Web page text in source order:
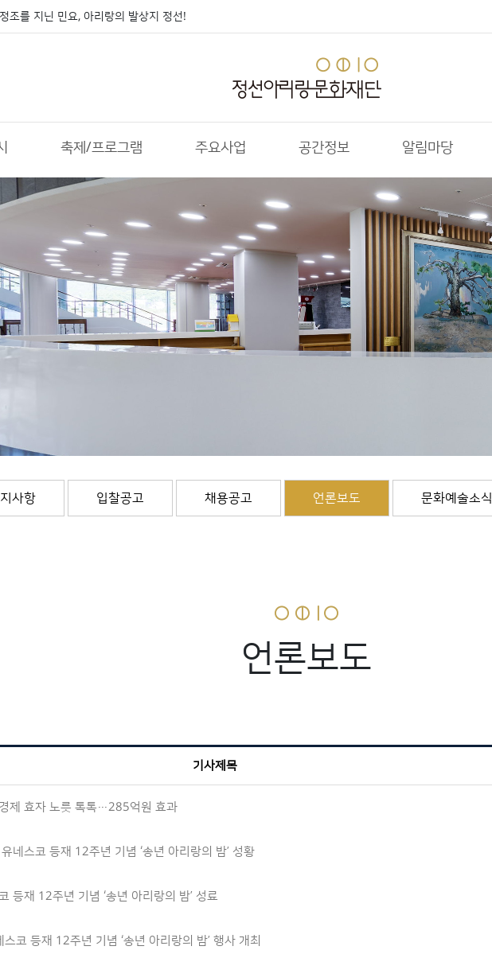
조를 지닌 민요, 아리랑의 발상지 정선!
축제/프로그램 주요사업 공간정보 알림마당
사항 입찰공고 채용공고 언론보도 문화예술소식
언론보도
기사제목
제 효자 노릇 톡톡…285억원 효과
네스코 등재 12주년 기념 ‘송년 아리랑의 밤’ 성황
등재 12주년 기념 ‘송년 아리랑의 밤’ 성료
코 등재 12주년 기념 ‘송년 아리랑의 밤’ 행사 개최